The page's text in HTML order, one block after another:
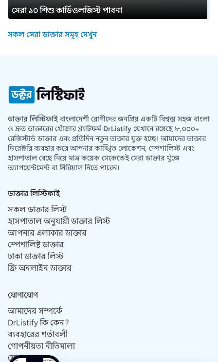
সেরা ১০ শিশু কার্ডিওলজিস্ট পাবনা
সকল সেরা ডাক্তার সমূহ দেখুন
ডাক্তার লিস্টিফাইবাংলাদেশী রোগীদের জনপ্রিয় একটি বিশ্বস্ত সহজ বাংলা
ও দ্রুত ডাক্তারের খোঁজার প্ল্যাটফর্ম DrListify যেখানে রয়েছে ৮,০০০+
রেজিস্টার্ড ডাক্তার এবং প্রতিদিন নতুন ডাক্তার যুক্ত হচ্ছে। আমাদের ডাক্তার
ডিরেক্টরি ব্যবহার করে আপনার কাঙ্খিত লোকেশন, স্পেশালিস্ট এবং
হাসপাতাল বেছে নিয়ে মাত্র কয়েক সেকেন্ডেই সেরা ডাক্তার খুঁজে
অ্যাপয়েন্টমেন্ট বা সিরিয়াল নিতে পারেন।
ডাক্তার লিস্টিফাই
সকল ডাক্তার লিস্ট
হাসপাতাল অনুযায়ী ডাক্তার লিস্ট
আপনার এলাকার ডাক্তার
স্পেশালিষ্ট ডাক্তার
ঢাকা ডাক্তার লিস্ট
ফ্রি অনলাইন ডাক্তার
যোগাযোগ
আমাদের সম্পর্কে
DrListify কি কেন?
ব্যবহারের শর্তাবলী
গোপনীয়তা নীতিমালা
যোগাযোগ